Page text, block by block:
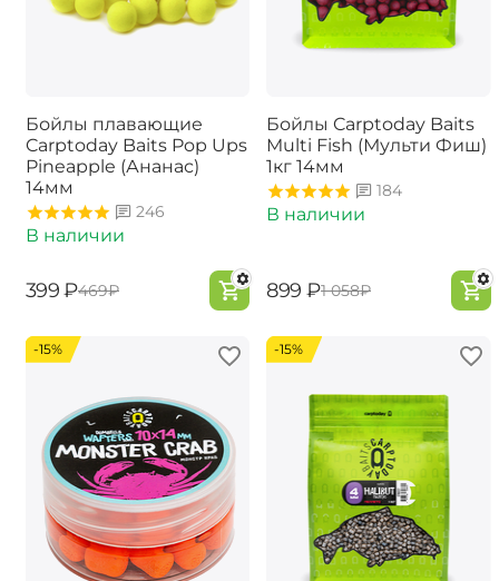
Бойлы плавающие
Carptoday Baits Pop Ups
Pineapple (Ананас)
14мм
246
В наличии
‍399‍ ₽‍469‍₽
Бойлы Carptoday Baits
Multi Fish (Мульти Фиш)
1кг 14мм
184
В наличии
‍899‍ ₽‍1 058‍₽
-15% -15%